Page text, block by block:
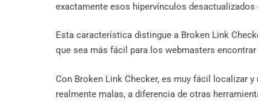
exactamente esos hipervínculos
Esta característica distingue a Broken Link
que sea más fácil para los webmasters
Con Broken Link Checker, es muy fácil localizar
realmente malas, a diferencia de otras